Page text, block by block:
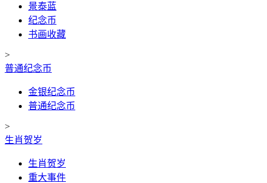
景泰蓝
纪念币
书画收藏
>
普通纪念币
金银纪念币
普通纪念币
>
生肖贺岁
生肖贺岁
重大事件